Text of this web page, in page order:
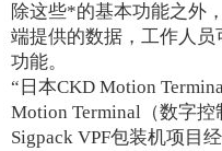
除这些*的基本功能之外
端提供的数据，工作人
功能。
“日本CKD Motion
Motion Terminal（数字
Sigpack VPF包装机项目